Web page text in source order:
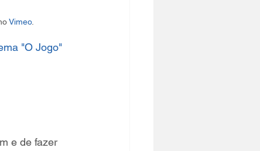
Vimeo.
"O Jogo"
e de fazer